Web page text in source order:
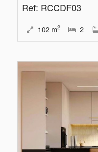
Ref: RCCDF03
102 m2 2